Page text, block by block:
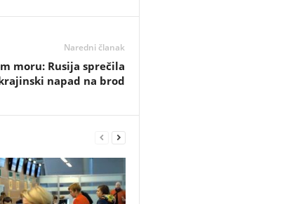
Naredni članak
moru: Rusija sprečila
napad na brod